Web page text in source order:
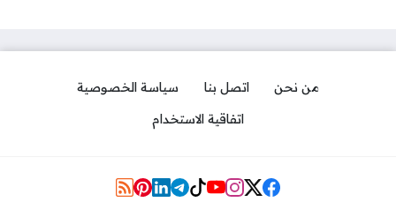
من نحن اتصل بنا
سياسة الخصوصية
اتفاقية الاستخدام
Social Links